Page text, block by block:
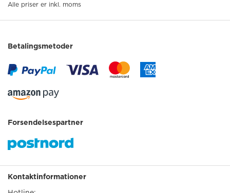
Alle priser er inkl. moms
Betalingsmetoder
Forsendelsespartner
Kontaktinformationer